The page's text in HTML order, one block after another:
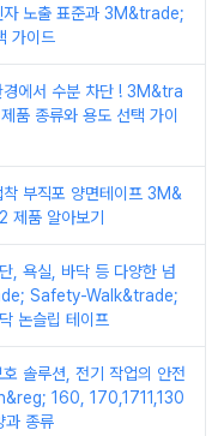
자 노출 표준과 3M&trade;
가이드
경에서 수분 차단 ! 3M&tra
종류와 용도 선택 가이
부직포 양면테이프 3M&
품 알아보기
, 욕실, 바닥 등 다양한 넘
Safety-Walk&trade;
논슬립 테이프
솔루션, 전기 작업의 안전
160, 170,1711,130
종류